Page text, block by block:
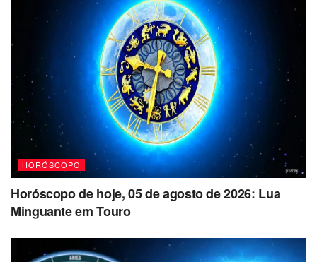
HORÓSCOPO
Horóscopo de hoje, 05 de agosto de 2026: Lua
Minguante em Touro